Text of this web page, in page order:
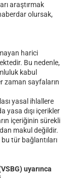
araştırmak
olursak,
harici
Bu nedenle,
kabul
zaman sayfaların
yasal ihlallere
yasa dışı içerikler
içeriğinin sürekli
makul değildir.
tür bağlantıları
uyarınca